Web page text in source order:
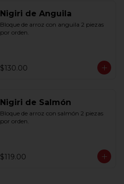
Nigiri de Anguila
Bloque de arroz con anguila 2 piezas
por orden.
$130.00
Nigiri de Salmón
Bloque de arroz con salmón 2 piezas
por orden.
$119.00